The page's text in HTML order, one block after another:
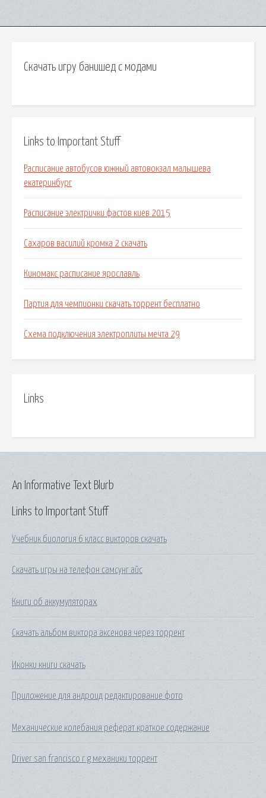
Скачать игру банишед с модами
Links to Important Stuff
Расписание автобусов южный автовокзал малышева
екатеринбург
Расписание электрички фастов киев 2015
Сахаров василий кромка 2 скачать
Киномакс расписание ярославль
Партия для чемпионки скачать торрент бесплатно
Схема подключения электроплиты мечта 29
Links
Links to Important Stuff
Учебник биология 6 класс викторов скачать
Скачать игры на телефон самсунг айс
Книги об аккумуляторах
Скачать альбом виктора аксенова через торрент
Иконки книги скачать
Приложение для андроид редактирование фото
Механические колебания реферат краткое содержание
Driver san francisco r g механики торрент
An Informative Text Blurb